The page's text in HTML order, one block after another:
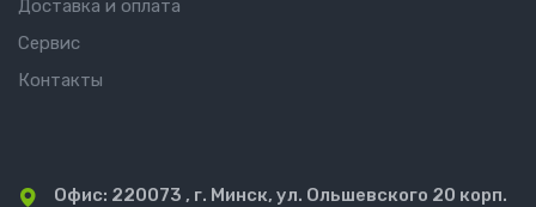
Доставка и оплата
Сервис
Контакты
Офис: 220073 , г. Минск, ул. Ольшевского 20 корп.